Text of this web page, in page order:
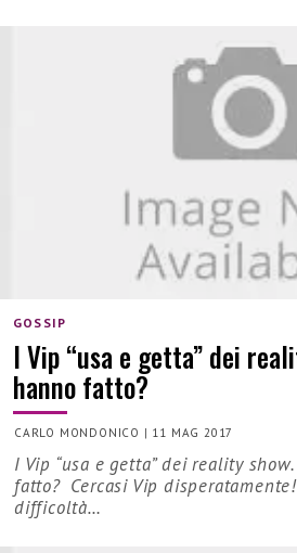
GOSSIP
I Vip “usa e getta” dei
hanno fatto?
CARLO MONDONICO | 11 MAG 2017
I Vip “usa e getta” dei reality
fatto? Cercasi Vip
difficoltà…